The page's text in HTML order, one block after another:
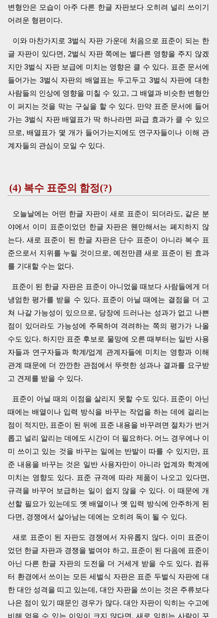
변형안은 모습이 아주 다른 한글 자판보다 오히려 널리 쓰이기
어려운 형편이다.
이와 마찬가지로 3벌식 자판 가운데 처음으로 표준이 되는 한
글 자판이 있다면, 2벌식 자판 쪽에는 별다른 영향을 주지 않겠
지만 3벌식 자판 보급에 미치는 영향은 클 수 있다. 표준 문서에
들어가는 3벌식 자판의 배열표는 두고두고 3벌식 자판에 대한
사람들의 인상에 영향을 미칠 수 있고, 그 배열과 비슷한 변형안
이 퍼지는 것을 막는 구실을 할 수 있다. 만약 표준 문서에 들어
가는 3벌식 자판 배열표가 딱 하나라면 파급 효과가 클 수 있으
므로, 배열표가 몇 개가 들어가는지에도 연구자들이나 이해 관
계자들의 관심이 모일 수 있다.
(4) 복수 표준의 함정(?)
오늘날에는 어떤 한글 자판이 새로 표준이 되더라도, 같은 분
야에서 이미 표준이었던 한글 자판은 웬만해서는 폐지하지 않
는다. 새로 표준이 된 한글 자판은 단수 표준이 아니라 복수 표
준으로서 지위를 누릴 것이므로, 예전만큼 새로 표준이 된 효과
를 기대할 수는 없다.
표준이 된 한글 자판은 표준이 아니었을 때보다 사람들에게 더
냉엄한 평가를 받을 수 있다. 표준이 아닐 때에는 결점을 더 고
쳐 나갈 가능성이 있으므로, 당장에 드러나는 성과가 없고 나쁜
점이 있더라도 가능성에 주목하여 격려하는 쪽의 평가가 나올
수도 있다. 하지만 표준 후보로 물망에 오른 때부터는 일반 사용
자들과 연구자들과 학계/업계 관계자들에 미치는 영향과 이해
관계 때문에 더 깐깐한 관점에서 뚜렷한 성과나 결과를 요구받
고 견제를 받을 수 있다.
표준이 아닐 때의 이점을 살리지 못할 수도 있다. 표준이 아닌
때에는 배열이나 입력 방식을 바꾸는 작업을 하는 데에 걸리는
점이 적지만, 표준이 된 뒤에 표준 내용을 바꾸려면 절차가 번거
롭고 널리 알리는 데에도 시간이 더 필요하다. 어느 경우에나 이
미 쓰이고 있는 것을 바꾸는 일에는 반발이 따를 수 있지만, 표
준 내용을 바꾸는 것은 일반 사용자만이 아니라 업계와 학계에
미치는 영향도 있다. 표준 규격에 따라 제품이 나오고 있다면,
규격을 바꾸어 보급하는 일이 쉽지 않을 수 있다. 이 때문에 개
선할 필요가 있는데도 옛 배열이나 옛 입력 방식에 안주하게 된
다면, 경쟁에서 살아남는 데에는 오히려 독이 될 수 있다.
새로 표준이 된 자판도 경쟁에서 자유롭지 않다. 이미 표준이
었던 한글 자판과 경쟁을 벌여야 하고, 표준이 된 다음에 표준이
아닌 다른 한글 자판의 도전을 더 거세게 받을 수도 있다. 컴퓨
터 환경에서 쓰이는 모든 세벌식 자판은 표준 두벌식 자판에 대
한 대안 성격을 띠고 있는데, 대안 자판을 쓰이는 것은 주류보다
나은 점이 있기 때문인 경우가 많다. 대안 자판이 익히는 수고에
비해 얻을 수 있는 이익이 크지 않다면, 새로 익히는 사람이 꾸